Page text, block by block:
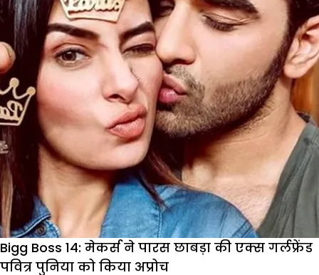
Bigg Boss 14: मेकर्स ने पारस छाबड़ा की एक्स गर्लफ्रेंड
पवित्र पुनिया को किया अप्रोच